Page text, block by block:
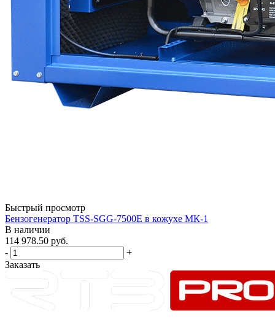
Быстрый просмотр
Бензогенератор TSS-SGG-7500Е в кожухе МК-1
В наличии
114 978.50 руб.
-
+
Заказать